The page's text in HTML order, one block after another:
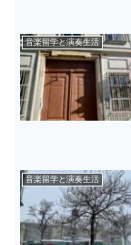
音楽留学と演奏生活
音楽留学と演奏生活